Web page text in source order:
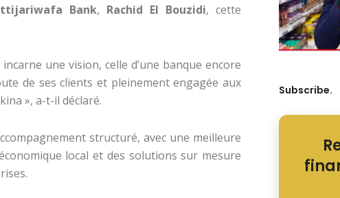
Bank, Rachid El Bouzidi, cette
une vision, celle d’une banque encore
de ses clients et pleinement engagée aux
», a-t-il déclaré.
structuré, avec une meilleure
local et des solutions sur mesure
Subscribe.